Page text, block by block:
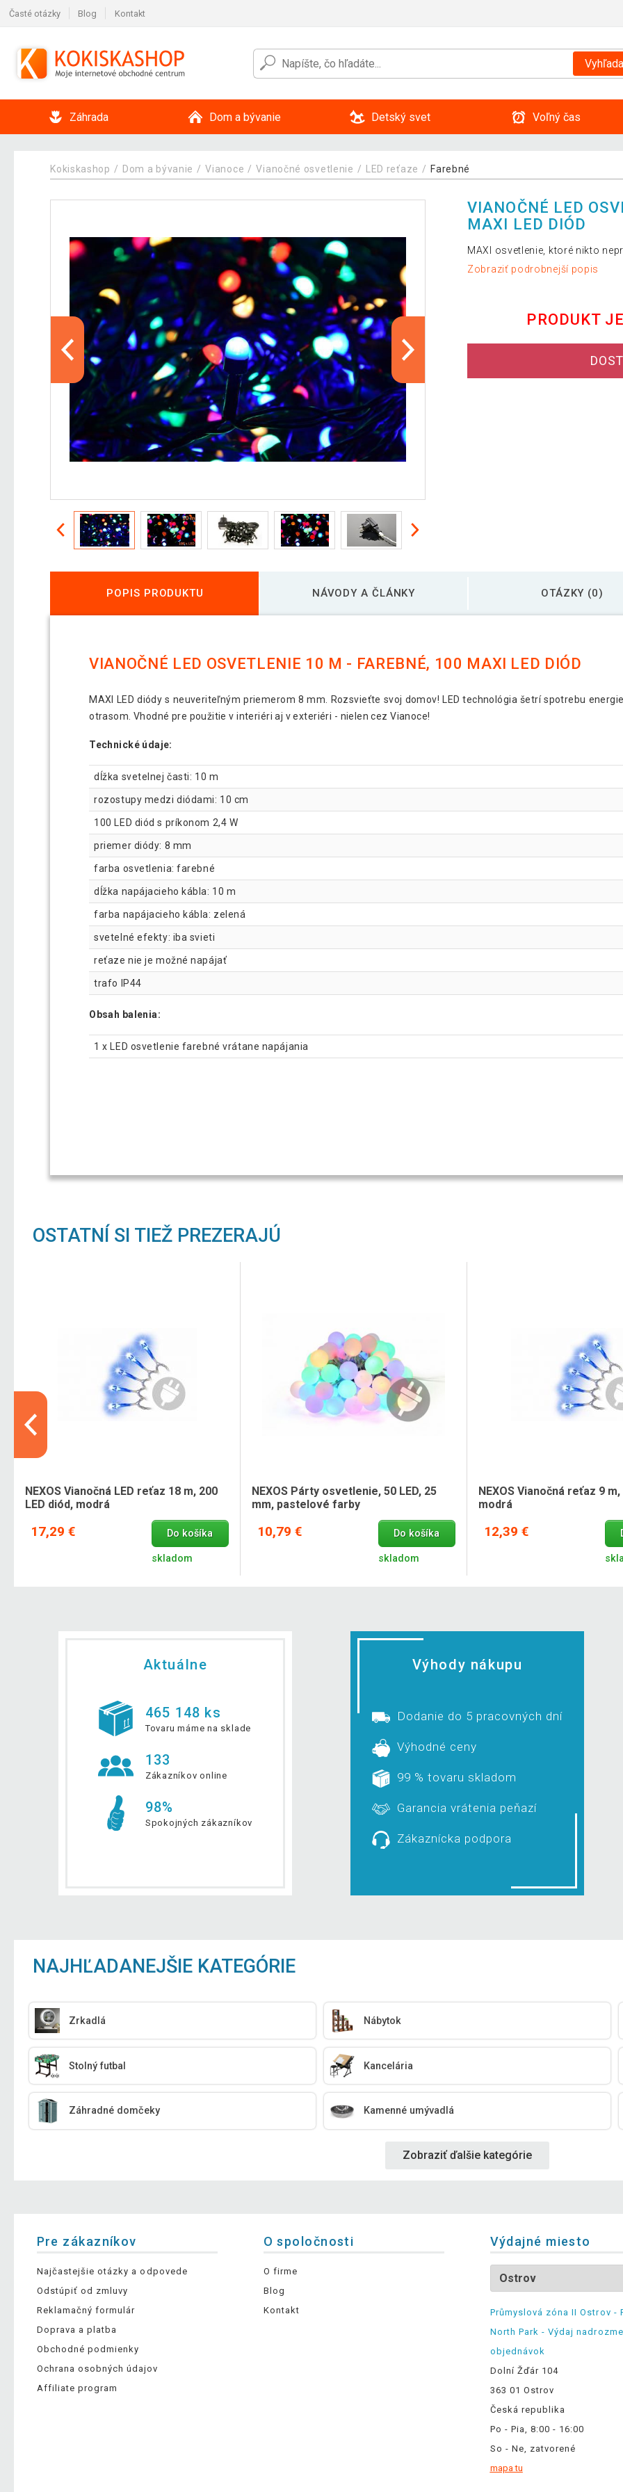
Časté otázky Blog Kontakt
Záhrada Dom a bývanie Detský svet Voľný čas
Kokiskashop Dom a bývanie Vianoce Vianočné osvetlenie LED reťaze Farebné
VIANOČNÉ LED
MAXI LED DIÓD
MAXI osvetlenie, ktoré nikto
Zobraziť podrobnejší popis
PRODUKT
POPIS PRODUKTU NÁVODY A ČLÁNKY OTÁZKY (0)
VIANOČNÉ LED OSVETLENIE 10 M - FAREBNÉ, 100 MAXI LED DIÓD
MAXI LED diódy s neuveriteľným priemerom 8 mm. Rozsvieťte svoj domov! LED technológia šetrí spotrebu
otrasom. Vhodné pre použitie v interiéri aj v exteriéri - nielen cez Vianoce!
Technické údaje:
dĺžka svetelnej časti: 10 m
rozostupy medzi diódami: 10 cm
100 LED diód s príkonom 2,4 W
priemer diódy: 8 mm
farba osvetlenia: farebné
dĺžka napájacieho kábla: 10 m
farba napájacieho kábla: zelená
svetelné efekty: iba svieti
reťaze nie je možné napájať
trafo IP44
Obsah balenia:
1 x LED osvetlenie farebné vrátane napájania
OSTATNÍ SI TIEŽ PREZERAJÚ
NEXOS Vianočná LED reťaz 18 m, 200
LED diód, modrá
17,29 € Do košíka
skladom
NEXOS Párty osvetlenie, 50 LED, 25
mm, pastelové farby
10,79 € Do košíka
skladom
NEXOS Vianočná reťaz 9 m,
modrá
12,39 €
Aktuálne
465 148 ks
Tovaru máme na sklade
133
Zákazníkov online
98%
Spokojných zákazníkov
Výhody nákupu
Dodanie do 5 pracovných dní
Výhodné ceny
99 % tovaru skladom
Garancia vrátenia peňazí
Zákaznícka podpora
NAJHĽADANEJŠIE KATEGÓRIE
Zrkadlá Nábytok
Stolný futbal Kancelária
Záhradné domčeky Kamenné umývadlá
Zobraziť ďalšie kategórie
Pre zákazníkov
Najčastejšie otázky a odpovede
Odstúpiť od zmluvy
Reklamačný formulár
Doprava a platba
Obchodné podmienky
Ochrana osobných údajov
Affiliate program
O spoločnosti
O firme
Blog
Kontakt
Výdajné miesto
Průmyslová zóna II Ostrov -
North Park - Výdaj
objednávok
Dolní Žďár 104
363 01 Ostrov
Česká republika
Po - Pia, 8:00 - 16:00
So - Ne, zatvorené
mapa tu